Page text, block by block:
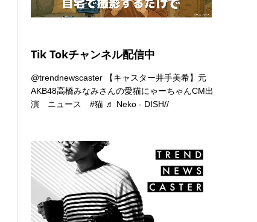
Tik Tokチャンネル配信中
@trendnewscaster 【キャスター井手美希】元
AKB48高橋みなみさんの愛猫にゃーちゃんCM出
演 ニュース#猫 ♬ Neko - DISH//